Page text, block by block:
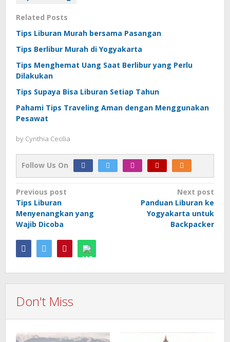
Related Posts
Tips Liburan Murah bersama Pasangan
Tips Berlibur Murah di Yogyakarta
Tips Menghemat Uang Saat Berlibur yang Perlu
Dilakukan
Tips Supaya Bisa Liburan Setiap Tahun
Pahami Tips Traveling Aman dengan Menggunakan
Pesawat
by Cynthia Cecilia
Follow Us On
Post
navigation
Previous post
Tips Liburan
Menyenangkan yang
Wajib Dicoba
Next post
Panduan Liburan ke
Yogyakarta untuk
Backpacker
Don't Miss